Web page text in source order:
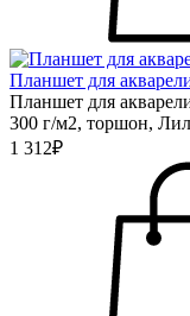
Планшет для
Планшет для
300 г/м2, торшон,
1 312₽